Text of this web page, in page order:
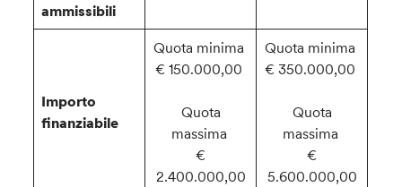
ammissibili
Importo
finanziabile
Quota minima
€ 150.000,00
Quota
massima
€
2.400.000,00
Quota minima
€ 350.000,00
Quota
massima
€
5.600.000,00